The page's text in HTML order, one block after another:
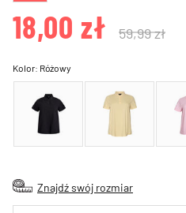
18,00 zł 59,99 zł
Kolor: Różowy
Znajdź swój rozmiar